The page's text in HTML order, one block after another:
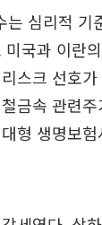
는 심리적 기
미국과 이란
스크 선호
금속 관련
형 생명보